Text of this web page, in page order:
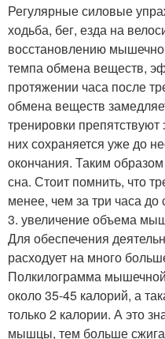
Регулярные силовые
ходьба, бег, езда на
восстановлению
темпа обмена веществ,
протяжении часа после
обмена веществ
тренировки
них сохраняется уже до
окончания. Таким
сна. Стоит помнить, что
менее, чем за три часа до
3. увеличение объема
Для обеспечения
расходует на много
Полкилограмма
около 35-45 калорий, а
только 2 калории. А это
мышцы, тем больше